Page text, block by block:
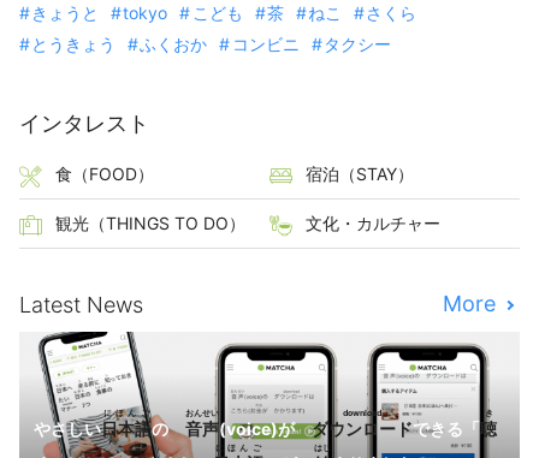
きょうと tokyo こども 茶 ねこ
さくら
とうきょう
ふくおか コンビニ タクシー
インタレスト
食（FOOD） 宿泊（STAY）
観光（THINGS TO DO） 文化・カルチャー
Latest News More
やさしい日本語
にほんご
の音声
おんせい
(voice)がダウンロード
download
できる「聴
き
にほんご はじ